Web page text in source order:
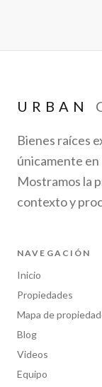
URBAN
Bienes raíces
únicamente en
Mostramos la
contexto y
NAVEGACIÓN
Inicio
Propiedades
Mapa de
Blog
Videos
Equipo